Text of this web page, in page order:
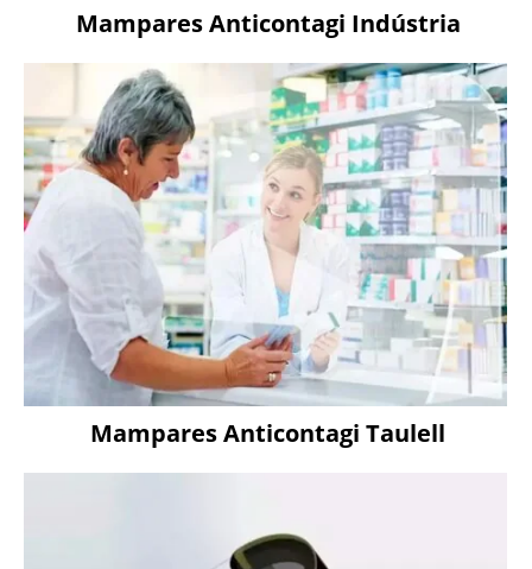
Mampares Anticontagi Indústria
Mampares Anticontagi Taulell